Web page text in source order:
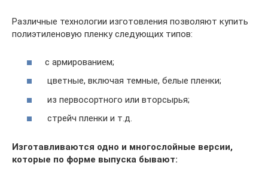
Различные технологии изготовления позволяют купить
полиэтиленовую пленку следующих типов:
с армированием;
цветные, включая темные, белые пленки;
из первосортного или вторсырья;
стрейч пленки и т.д.
Изготавливаются одно и многослойные версии,
которые по форме выпуска бывают: